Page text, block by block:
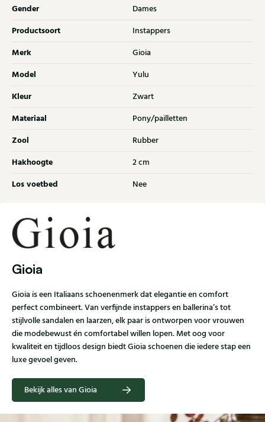
Gender Dames
Productsoort Instappers
Merk Gioia
Model Yulu
Kleur Zwart
Materiaal Pony/pailletten
Zool Rubber
Hakhoogte 2 cm
Los voetbed Nee
Gioia
Gioia is een Italiaans schoenenmerk dat elegantie en comfort
perfect combineert. Van verfijnde instappers en ballerina’s tot
stijlvolle sandalen en laarzen, elk paar is ontworpen voor vrouwen
die modebewust én comfortabel willen lopen. Met oog voor
kwaliteit en tijdloos design biedt Gioia schoenen die iedere stap een
luxe gevoel geven.
Bekijk alles van Gioia